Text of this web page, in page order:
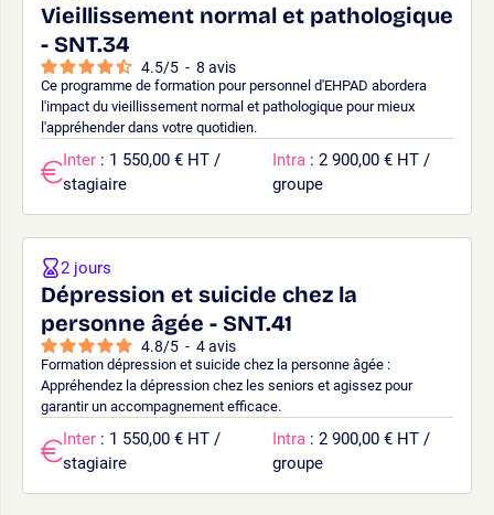
Vieillissement normal et pathologique
- SNT.34
4.5/5 - 8 avis
Ce programme de formation pour personnel d'EHPAD abordera
l'impact du vieillissement normal et pathologique pour mieux
l'appréhender dans votre quotidien.
Inter : 1 550,00 € HT /
stagiaire
Intra : 2 900,00 € HT /
groupe
Dépression et suicide chez la
personne âgée - SNT.41
4.8/5 - 4avis
Formation dépression et suicide chez la personne âgée :
Appréhendez la dépression chez les seniors et agissez pour
garantir un accompagnement efficace.
2 jours
Inter : 1 550,00 € HT /
stagiaire
Intra : 2 900,00 € HT /
groupe